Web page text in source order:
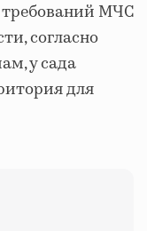
требований МЧС
согласно
у сада
для